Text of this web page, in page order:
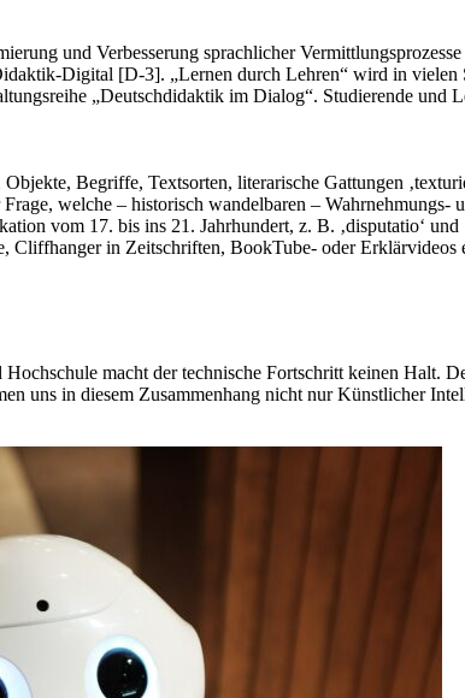
und Verbesserung sprachlicher
Digital [D-3]. „Lernen durch Lehren“ wird in vielen
„Deutschdidaktik im Dialog“. Studierende und
Begriffe, Textsorten, literarische Gattungen
welche – historisch wandelbaren –
vom 17. bis ins 21. Jahrhundert, z. B. ‚disputatio‘ und
Cliffhanger in Zeitschriften, BookTube- oder Erklärvideos
macht der technische Fortschritt keinen Halt.
uns in diesem Zusammenhang nicht nur Künstlicher